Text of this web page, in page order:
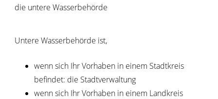
die untere Wasserbehörde
Untere Wasserbehörde ist,
wenn sich Ihr Vorhaben in einem Stadtkreis
befindet: die Stadtverwaltung
wenn sich Ihr Vorhaben in einem Landkreis